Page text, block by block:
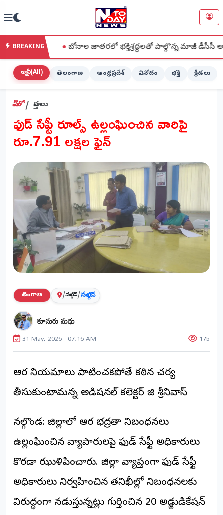
హోమ్
(Home)
STREAMING
లైవ్
టీవీ
(Live
లైవ్
రేడియో
(Live
Radio)
ప్రాంతీయ
వార్తలు
(STATE)
తెలంగాణ
ఆంధ్రప్రదేశ్
ప్రధాన
విభాగాలు
(MAIN)
భక్తి
జాతీయం
అంతర్జాతీయం
ఆర్టీఐ
BREAKING
●బోనాల జాతరలో భక్తిశ్రద్ధలతో పాల్గొన్న మాజీ డీసీసీ అధ్యక్షురాలు
అన్నీ (All) తెలంగాణ ఆంధ్రప్రదేశ్ వినోదం భక్తి క్రీడలు
హోమ్ వార్తలు
ఫుడ్ సేఫ్టీ రూల్స్ ఉల్లంఘించిన వారిపై
రూ.7.91 లక్షల ఫైన్
తెలంగాణ /నల్గొండ/నల్గొండ
కూనురు మధు
31 May, 2026 - 07:16 AM 175
ఆహార నియమాలు పాటించకపోతే కఠిన చర్య
తీసుకుంటామన్న అడిషనల్ కలెక్టర్ జి శ్రీనివాస్
​నల్గొండ: జిల్లాలో ఆహార భద్రతా నిబంధనలు
ఉల్లంఘించిన వ్యాపారులపై ఫుడ్ సేఫ్టీ అధికారులు
కొరడా ఝుళిపించారు. జిల్లా వ్యాప్తంగా ఫుడ్ సేఫ్టీ
అధికారులు నిర్వహించిన తనిఖీల్లో నిబంధనలకు
విరుద్ధంగా నడుస్తున్నట్లు గుర్తించిన 20 అడ్జుడికేషన్